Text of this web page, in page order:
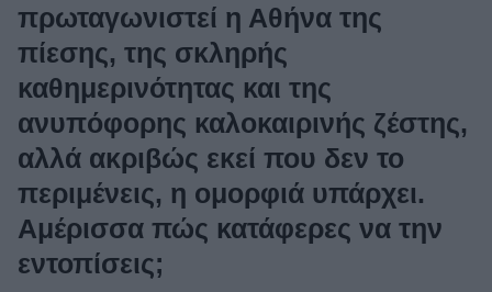
πρωταγωνιστεί η Αθήνα της
πίεσης, της σκληρής
καθημερινότητας και της
ανυπόφορης καλοκαιρινής ζέστης,
αλλά ακριβώς εκεί που δεν το
περιμένεις, η ομορφιά υπάρχει.
Αμέρισσα πώς κατάφερες να την
εντοπίσεις;